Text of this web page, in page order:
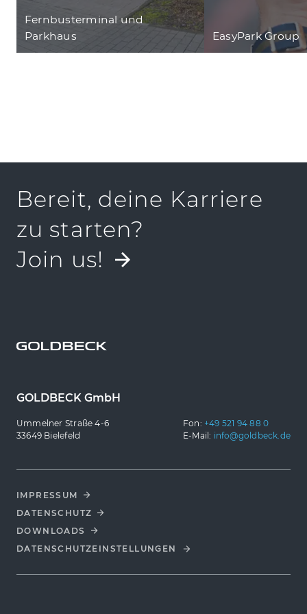
Fernbusterminal und
Parkhaus
EasyPark Group
Bereit, deine Karriere
zu starten?
Join us!
GOLDBECK GmbH
Ummelner Straße 4-6
33649 Bielefeld
Fon: +49 521 94 88 0
E-Mail: info@goldbeck.de
IMPRESSUM
DATENSCHUTZ
DOWNLOADS
DATENSCHUTZ­EINSTELLUNGEN